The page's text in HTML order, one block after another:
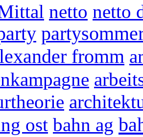
netto netto
fromm
ost bahn ag